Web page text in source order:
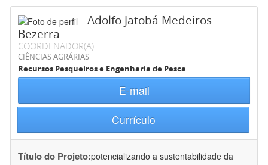
Adolfo Jatobá Medeiros
Bezerra
COORDENADOR(A)
CIÊNCIAS AGRÁRIAS
Recursos Pesqueiros e Engenharia de Pesca
E-mail
Currículo
Título do Projeto:potencializando a sustentabilidade da